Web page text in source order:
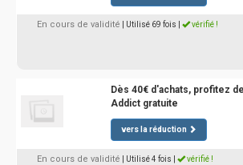
En cours de validité | Utilisé 69 fois vérifié !
Dès 40€ d'achats, profitez
Addict gratuite
vers la réduction
En cours de validité | Utilisé 4 fois vérifié !